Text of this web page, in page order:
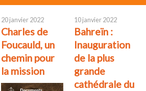
20 janvier 2022
Charles de
Foucauld, un
chemin pour
la mission
10 janvier 2022
Bahreïn :
Inauguration
de la plus
grande
cathédrale du